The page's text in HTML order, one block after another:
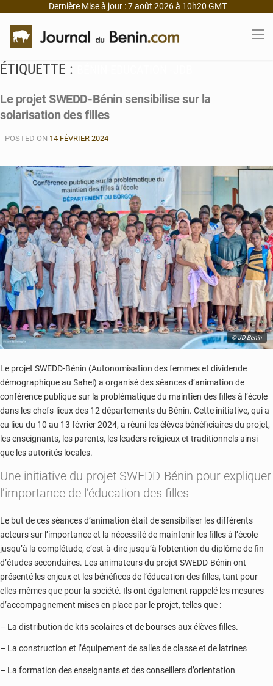
Dernière Mise à jour : 7 août 2026 à 10h20 GMT
ÉTIQUETTE :
Le projet SWEDD-Bénin sensibilise sur la
solarisation des filles
POSTED ON 14 FÉVRIER 2024
© JD Benin
Le projet SWEDD-Bénin (Autonomisation des femmes et dividende
démographique au Sahel) a organisé des séances d’animation de
conférence publique sur la problématique du maintien des filles à l’école
dans les chefs-lieux des 12 départements du Bénin. Cette initiative, qui a
eu lieu du 10 au 13 février 2024, a réuni les élèves bénéficiaires du projet,
les enseignants, les parents, les leaders religieux et traditionnels ainsi
que les autorités locales.
Une initiative du projet SWEDD-Bénin pour expliquer
l’importance de l’éducation des filles
Le but de ces séances d’animation était de sensibiliser les différents
acteurs sur l’importance et la nécessité de maintenir les filles à l’école
jusqu’à la complétude, c’est-à-dire jusqu’à l’obtention du diplôme de fin
d’études secondaires. Les animateurs du projet SWEDD-Bénin ont
présenté les enjeux et les bénéfices de l’éducation des filles, tant pour
elles-mêmes que pour la société. Ils ont également rappelé les mesures
d’accompagnement mises en place par le projet, telles que :
– La distribution de kits scolaires et de bourses aux élèves filles.
– La construction et l’équipement de salles de classe et de latrines
– La formation des enseignants et des conseillers d’orientation